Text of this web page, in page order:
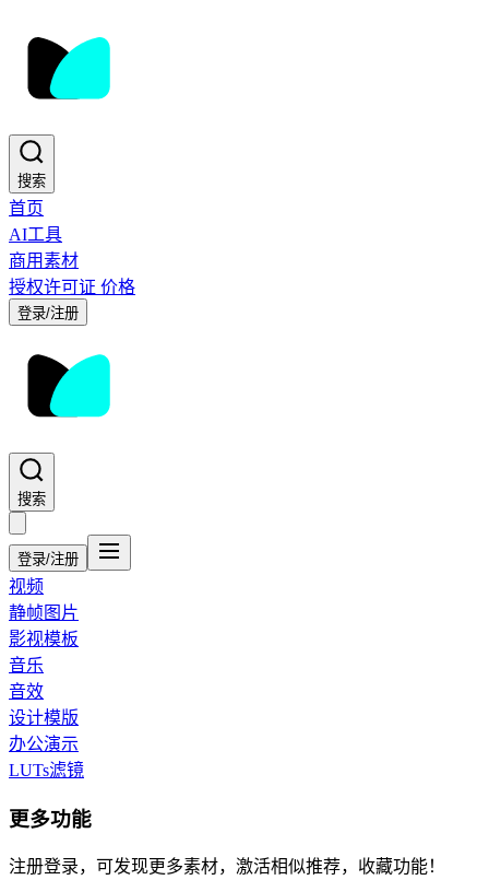
搜索
首页
AI工具
商用素材
授权许可证 价格
登录/注册
搜索
登录/注册
视频
静帧图片
影视模板
音乐
音效
设计模版
办公演示
LUTs滤镜
更多功能
注册登录，可发现更多素材，激活相似推荐，收藏功能！